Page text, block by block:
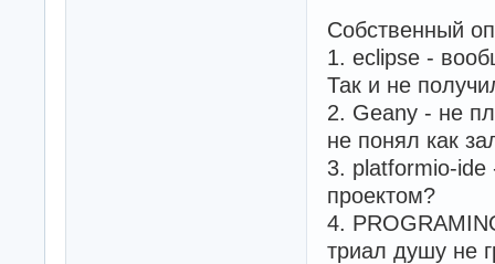
Собственный
1. eclipse -
Так и не
2. Geany - не
не понял как
3. platformio-ide
проектом?
4.
триал душу не